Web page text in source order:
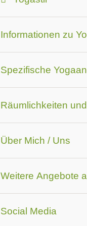
Informationen zu
Spezifische
Räumlichkeiten
Über Mich / Uns
Weitere Angebote
Social Media